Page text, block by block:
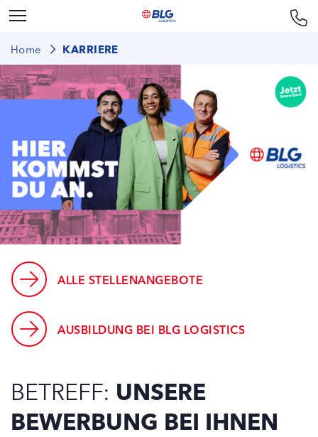
Home KARRIERE
ALLE STELLENANGEBOTE
AUSBILDUNG BEI BLG LOGISTICS
BETREFF: UNSERE
BEWERBUNG BEI IHNEN